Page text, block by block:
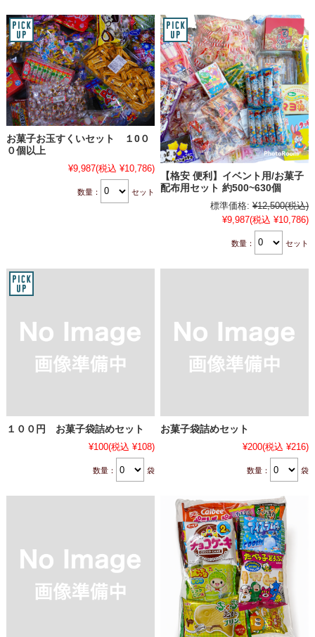
お菓子お玉すくいセット １0０
０個以上
¥9,987(税込 ¥10,786)
数量： セット
【格安 便利】イベント用/お菓子
配布用セット 約500~630個
標準価格: ¥12,500(税込)
¥9,987(税込 ¥10,786)
数量： セット
１００円 お菓子袋詰めセット
¥100(税込 ¥108)
数量： 袋
お菓子袋詰めセット
¥200(税込 ¥216)
数量： 袋